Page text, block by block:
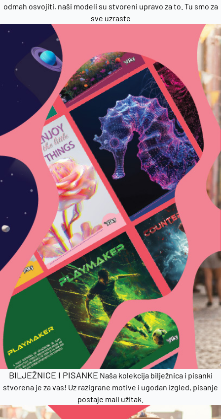
odmah osvojiti, naši modeli su stvoreni upravo za to. Tu smo za
sve uzraste
BILJEŽNICE I PISANKE Naša kolekcija bilježnica i pisanki
stvorena je za vas! Uz razigrane motive i ugodan izgled, pisanje
postaje mali užitak.